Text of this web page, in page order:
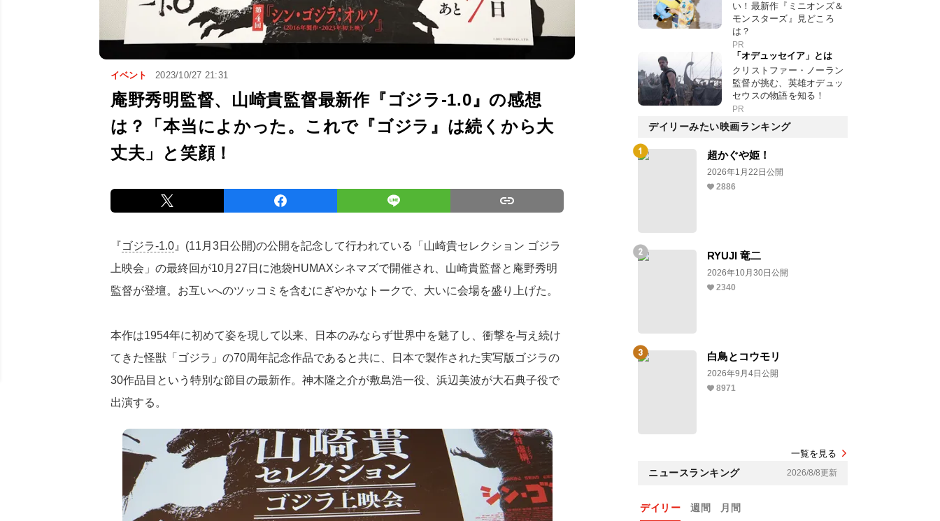
イベント 2023/10/27 21:31
庵野秀明監督、山崎貴監督最新作『ゴジラ-1.0』の感想
は？「本当によかった。これで『ゴジラ』は続くから大
丈夫」と笑顔！
『ゴジラ-1.0 』(11月3日公開)の公開を記念して行われている「山崎貴セレクション ゴジラ
上映会」の最終回が10月27日に池袋HUMAXシネマズで開催され、山崎貴監督と庵野秀明
監督が登壇。お互いへのツッコミを含むにぎやかなトークで、大いに会場を盛り上げた。
本作は1954年に初めて姿を現して以来、日本のみならず世界中を魅了し、衝撃を与え続け
てきた怪獣「ゴジラ」の70周年記念作品であると共に、日本で製作された実写版ゴジラの
30作品目という特別な節目の最新作。神木隆之介が敷島浩一役、浜辺美波が大石典子役で
出演する。
い！最新作『ミニオンズ＆
モンスターズ』見どころ
は？
PR
「オデュッセイア」とは
クリストファー・ノーラン
監督が挑む、英雄オデュッ
セウスの物語を知る！
PR
デイリーみたい映画ランキング
超かぐや姫！
2026年1月22日公開
2886
RYUJI 竜二
2026年10月30日公開
2340
白鳥とコウモリ
2026年9月4日公開
8971
一覧を見る
ニュースランキング 2026/8/8更新
デイリー 週間 月間